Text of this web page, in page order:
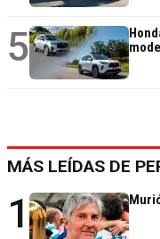
5
MÁS LEÍDAS DE
1